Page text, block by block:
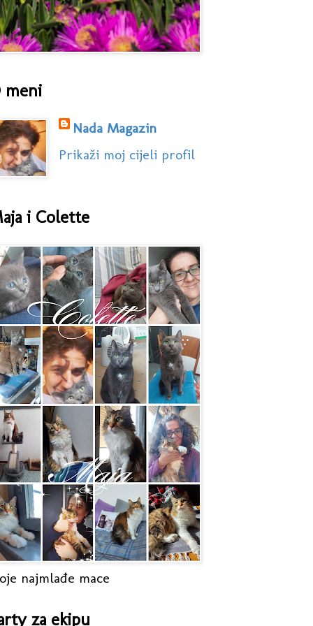
meni
Nada Magazin
Prikaži moj cijeli profil
i Colette
najmlađe mace
za ekipu